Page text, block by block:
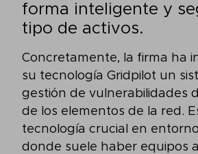
forma inteligente y
tipo de activos.
Concretamente, la firma ha
su tecnología Gridpilot un
gestión de vulnerabilidades
de los elementos de la red.
tecnología crucial en
donde suele haber equipos